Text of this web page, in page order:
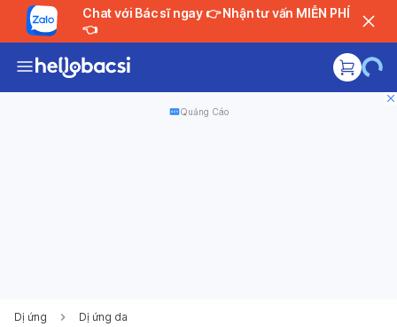
Chat với Bác sĩ ngay 👉 Nhận tư vấn MIỄN PHÍ
👈
Quảng Cáo
Dị ứng Dị ứng da